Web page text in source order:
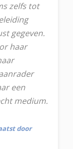
zelfs tot
gegeven.
haar
een
medium.
door